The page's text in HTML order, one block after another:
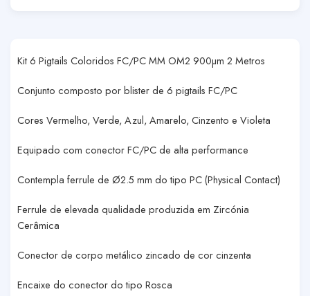
Kit 6 Pigtails Coloridos FC/PC MM OM2 900µm 2 Metros
Conjunto composto por blister de 6 pigtails FC/PC
Cores Vermelho, Verde, Azul, Amarelo, Cinzento e Violeta
Equipado com conector FC/PC de alta performance
Contempla ferrule de Ø2.5 mm do tipo PC (Physical Contact)
Ferrule de elevada qualidade produzida em Zircónia
Cerâmica
Conector de corpo metálico zincado de cor cinzenta
Encaixe do conector do tipo Rosca